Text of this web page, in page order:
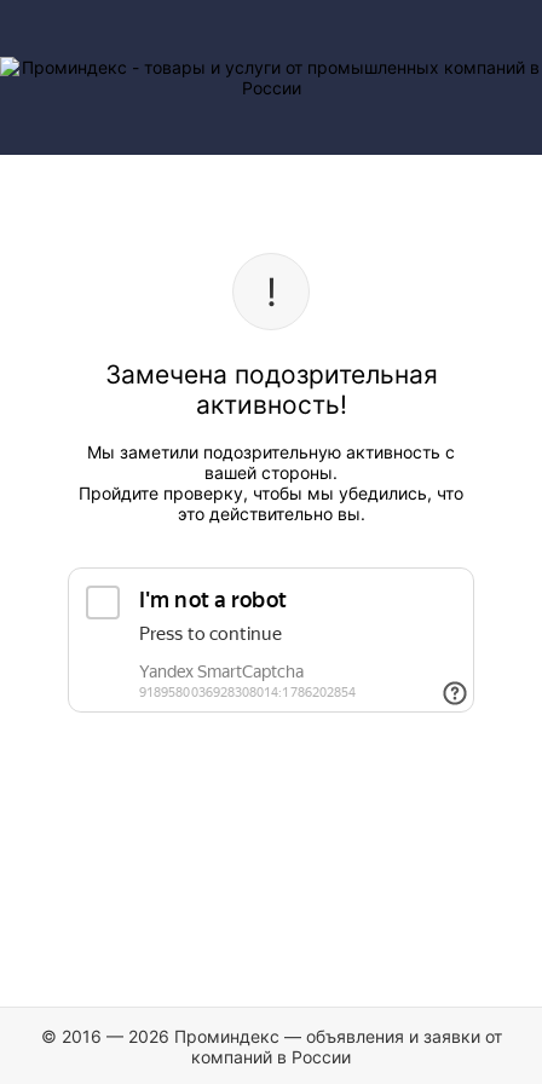
Замечена подозрительная
активность!
Мы заметили подозрительную активность с
вашей стороны.
Пройдите проверку, чтобы мы убедились, что
это действительно вы.
© 2016 — 2026 Проминдекс — объявления и заявки от
компаний в России